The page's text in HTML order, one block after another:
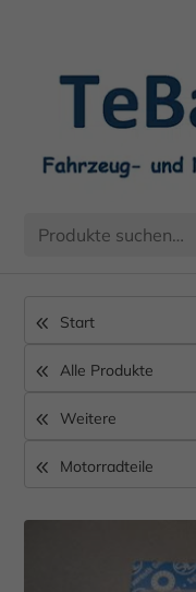
Start
Alle Produkte
Weitere
Motorradteile